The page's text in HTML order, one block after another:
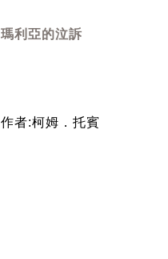
瑪利亞的泣訴
作者:柯姆．托賓